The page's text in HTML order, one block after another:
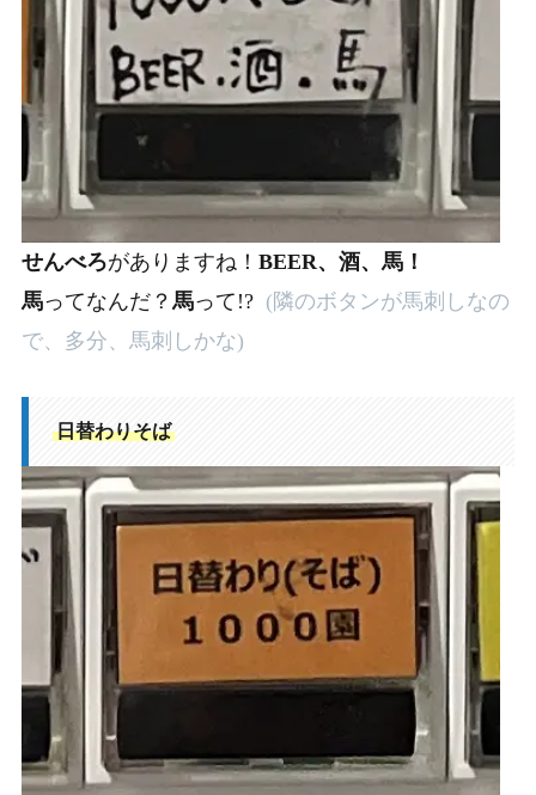
せんべろがありますね！ BEER、酒、馬！
馬ってなんだ？ 馬って!? (隣のボタンが馬刺しなの
で、多分、馬刺しかな)
日替わりそば